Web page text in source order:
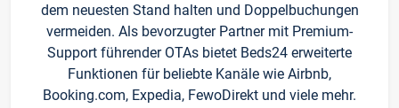
dem neuesten Stand halten und Doppelbuchungen
vermeiden. Als bevorzugter Partner mit Premium-
Support führender OTAs bietet Beds24 erweiterte
Funktionen für beliebte Kanäle wie Airbnb,
Booking.com, Expedia, FewoDirekt und viele mehr.